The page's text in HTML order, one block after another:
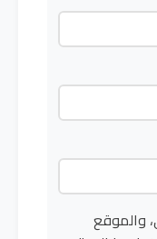
والموقع